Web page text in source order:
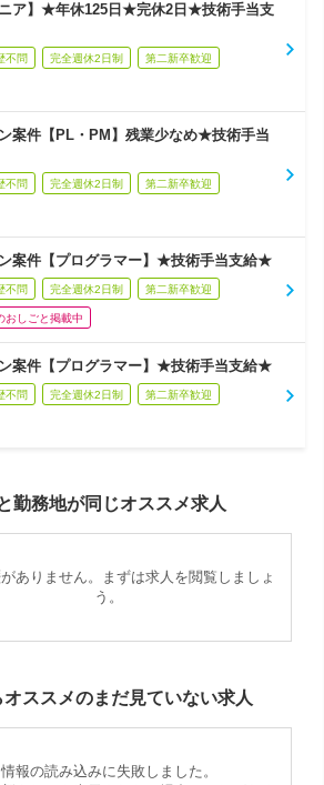
ア】★年休125日★完休2日★技術手当支
不問 完全週休2日制 第二新卒歓迎
案件【PL・PM】残業少なめ★技術手当
不問 完全週休2日制 第二新卒歓迎
案件【プログラマー】★技術手当支給★
不問 完全週休2日制 第二新卒歓迎
おしごと掲載中
案件【プログラマー】★技術手当支給★
不問 完全週休2日制 第二新卒歓迎
勤務地が同じオススメ求人
ありません。まずは求人を閲覧しましょ
う。
オススメのまだ見ていない求人
情報の読み込みに失敗しました。